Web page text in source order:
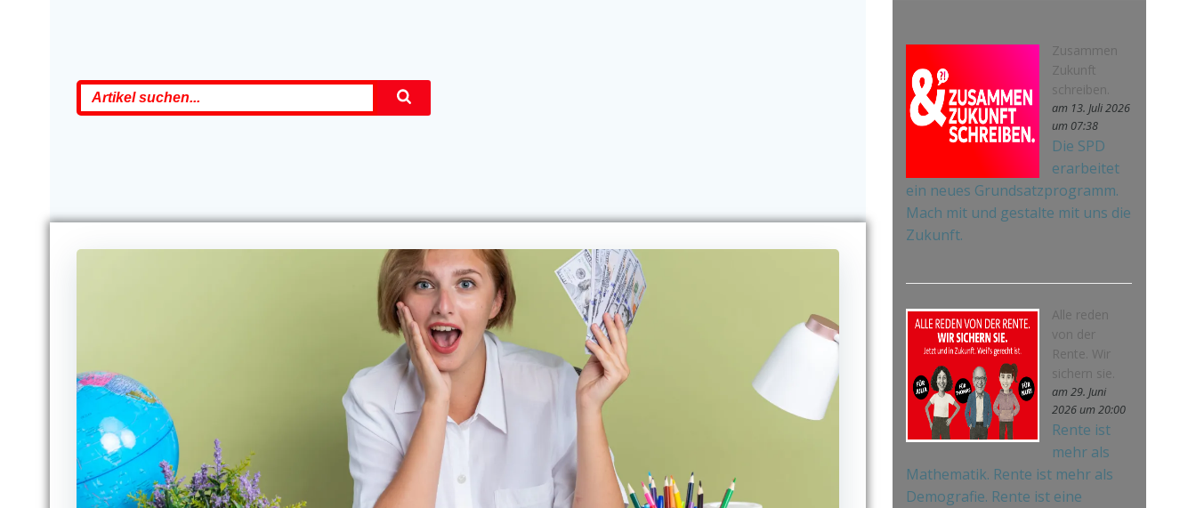
Zusammen
Zukunft
schreiben.
am 13. Juli 2026
um 07:38
Die SPD
erarbeitet
ein neues Grundsatzprogramm.
Mach mit und gestalte mit uns die
Zukunft.
Alle reden
von der
Rente. Wir
sichern sie.
am 29. Juni
2026 um 20:00
Rente ist
mehr als
Mathematik. Rente ist mehr als
Demografie. Rente ist eine